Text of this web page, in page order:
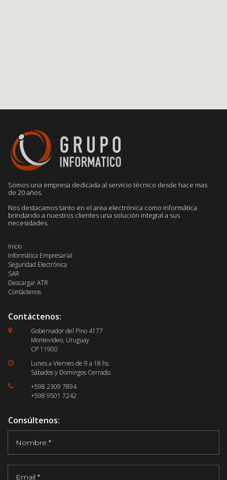
Somos una empresa dedicada al servicio técnico desde hace mas
de 20 años.
Nos destacamos tanto en el area electrónica como informática
brindando a nuestros clientes una solución integral a sus
necesidades.
Inicio
Informática Empresarial
Seguridad Electrónica
SAR
Descargar ATR
Contáctenos
Contáctenos:

Gobernador del Pino 4177
Montevideo, Uruguay
CP 11900

Lunes a Viernes de 9 a 18 hs.
Sábados y Domingos Cerrado.

+598 2309 7894
+598 9501 7242
Consúltenos: